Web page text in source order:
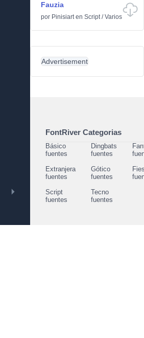
Fauzia
por Pinisiarten Script/Varios
Advertisement
FontRiver Categorias
Básico
fuentes
Dingbats
fuentes
Extranjera
fuentes
Gótico
fuentes
Script
fuentes
Tecno
fuentes